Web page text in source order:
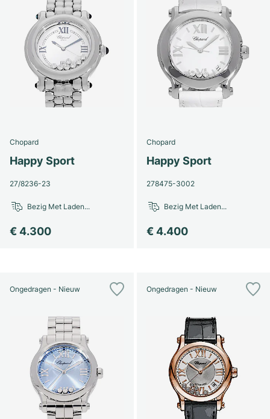
Dameshorloges
Dameshorloges
Chopard
Happy Sport
27/8236-23
€ 4.300
Bezig Met Laden...
Chopard
Happy Sport
278475-3002
€ 4.400
Bezig Met Laden...
Ongedragen - Nieuw Ongedragen - Nieuw